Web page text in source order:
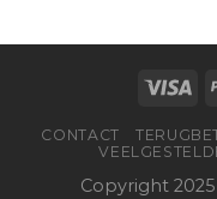
CONTACT
Copyright